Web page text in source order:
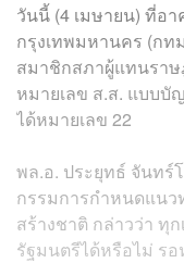
วันนี้ (4 เมษายน) ที่อ
กรุงเทพมหานคร (กท
สมาชิกสภาผู้แทนรา
หมายเลข ส.ส. แบบบั
ได้หมายเลข 22
พล.อ. ประยุทธ์ จันทร์
กรรมการกำหนดแนว
สร้างชาติ กล่าวว่า ทุ
รัฐมนตรีได้หรือไม่ รอ